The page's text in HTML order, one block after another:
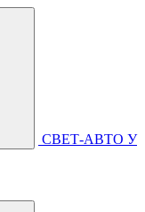
СВЕТ-АВТО У